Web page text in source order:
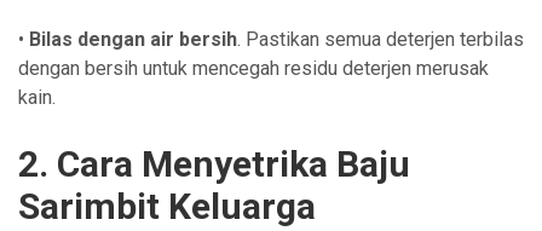
• Bilas dengan air bersih. Pastikan semua deterjen terbilas
dengan bersih untuk mencegah residu deterjen merusak
kain.
2. Cara Menyetrika Baju
Sarimbit Keluarga